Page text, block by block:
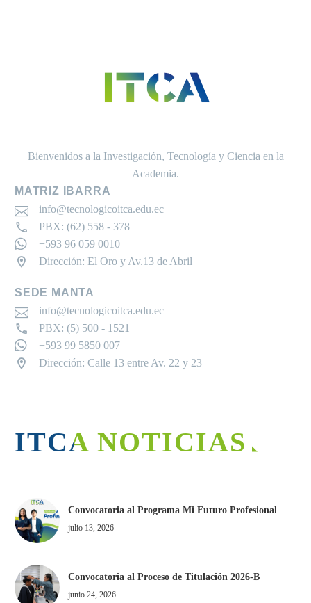
Bienvenidos a la Investigación, Tecnología y Ciencia en la
Academia.
MATRIZ IBARRA
info@tecnologicoitca.edu.ec
PBX: (62) 558 - 378
+593 96 059 0010
Dirección: El Oro y Av.13 de Abril
SEDE MANTA
info@tecnologicoitca.edu.ec
PBX: (5) 500 - 1521
+593 99 5850 007
Dirección: Calle 13 entre Av. 22 y 23
ITCA NOTICIAS
Convocatoria al Programa Mi Futuro Profesional
julio 13, 2026
Convocatoria al Proceso de Titulación 2026-B
junio 24, 2026